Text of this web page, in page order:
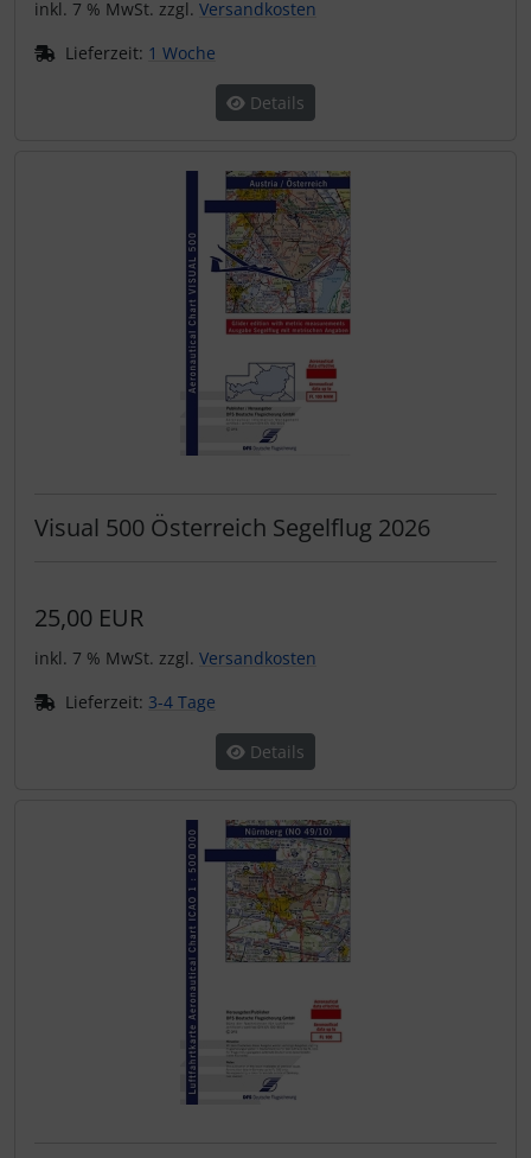
inkl. 7 % MwSt. zzgl. Versandkosten
Lieferzeit: 1 Woche
Details
Visual 500 Österreich Segelflug 2026
25,00 EUR
inkl. 7 % MwSt. zzgl. Versandkosten
Lieferzeit: 3-4 Tage
Details